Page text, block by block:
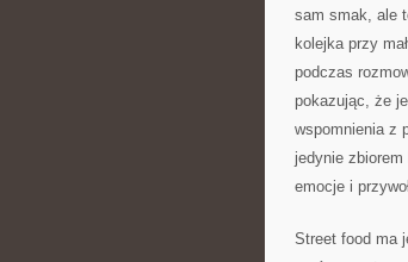
sam smak, ale
kolejka przy
podczas
pokazując, że
wspomnienia z
jedynie
emocje i
Street food ma